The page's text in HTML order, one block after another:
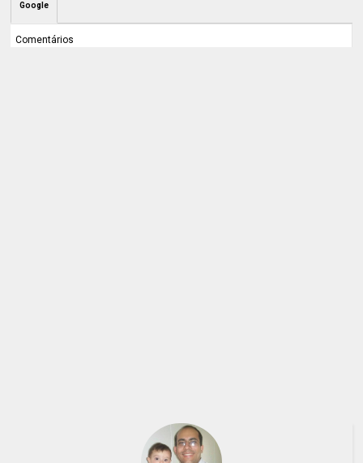
Google
Comentários